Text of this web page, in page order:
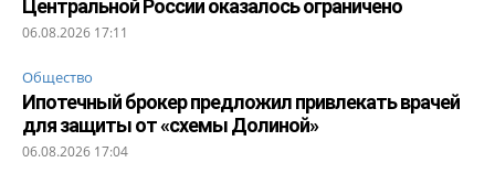
Центральной России оказалось ограничено
06.08.2026 17:11
Общество
Ипотечный брокер предложил привлекать врачей
для защиты от «схемы Долиной»
06.08.2026 17:04